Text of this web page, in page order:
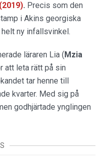
. Precis som den
i Akins georgiska
ny infallsvinkel.
läraren Lia (Mzia
att leta rätt på sin
tar henne till
kvarter. Med sig på
godhjärtade ynglingen